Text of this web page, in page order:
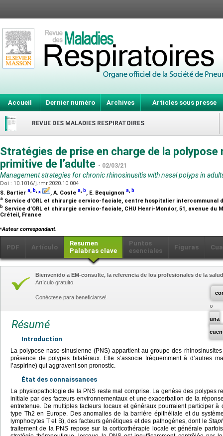
Accueil Dernier numéro Archives Articles sous presse
REVUE DES MALADIES RESPIRATOIRES
Stratégies de prise en charge de la polypose
primitive de l’adulte - 02/03/21
Management strategies for chronic rhinosinusitis with nasal polyps in
Doi : 10.1016/j.rmr.2020.10.004
S. Bartier a, b,⁎ , A. Coste a, b, E. Bequignon a, b
a Service d’ORL et chirurgie cervico-faciale, centre hospitalier intercommunal
b Service d’ORL et chirurgie cervico-faciale, CHU Henri-Mondor, 51, avenue du
Créteil, France
⁎Auteur correspondant.
PDF Artículo
Resumen
Palabras clave
Puntos
esenciales
Figuras
una
Bienvenido a EM-consulte, la referencia de los profesionales de la
Artículo gratuito.
Conéctese para beneficiarse!
Résumé
Introduction
La polypose naso-sinusienne (PNS) appartient au groupe des
présence de polypes bilatéraux. Elle s’associe fréquemment à d’autres
l’aspirine) qui aggravent son pronostic.
État des connaissances
La physiopathologie de la PNS reste mal comprise. La genèse des polypes
initiale par des facteurs environnementaux et une exacerbation de la
entretenue. De multiples facteurs locaux et généraux pourraient participer à
type Th2 en Europe. Des anomalies de la barrière épithéliale et du
lymphocytes T et B), des facteurs génétiques et des pathogènes, dont le
traitement de la PNS repose sur la corticothérapie locale et générale